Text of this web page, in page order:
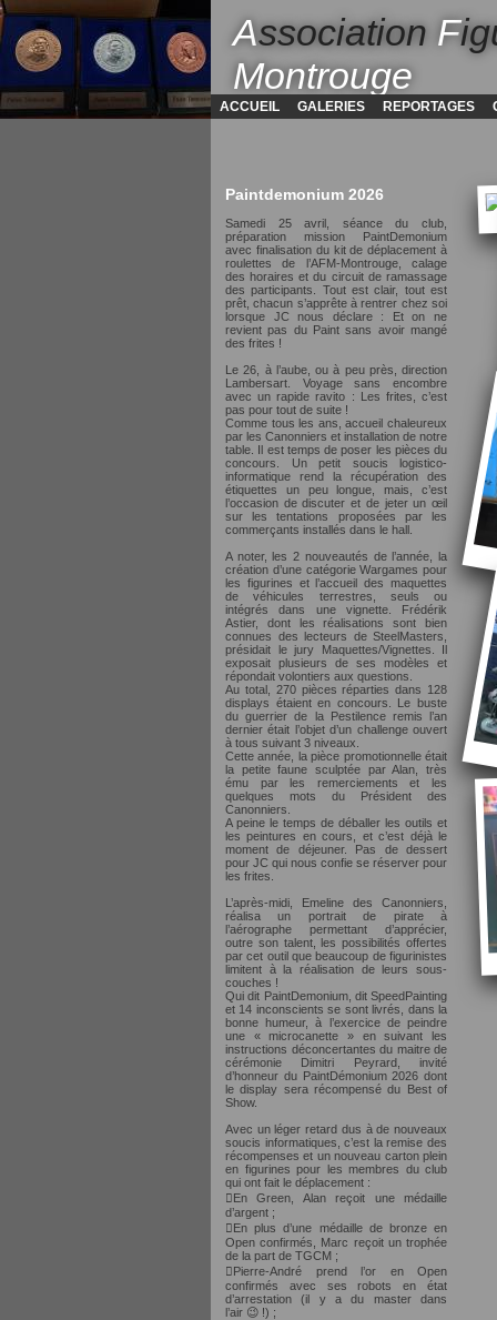
Association F
Montrouge
ACCUEIL GALERIES REPORTAGES
Paintdemonium 2026
Samedi 25 avril, séance du club,
préparation mission PaintDemonium
avec finalisation du kit de déplacement à
roulettes de l’AFM-Montrouge, calage
des horaires et du circuit de ramassage
des participants. Tout est clair, tout est
prêt, chacun s’apprête à rentrer chez soi
lorsque JC nous déclare : Et on ne
revient pas du Paint sans avoir mangé
des frites !
Le 26, à l’aube, ou à peu près, direction
Lambersart. Voyage sans encombre
avec un rapide ravito : Les frites, c’est
pas pour tout de suite !
Comme tous les ans, accueil chaleureux
par les Canonniers et installation de notre
table. Il est temps de poser les pièces du
concours. Un petit soucis logistico-
informatique rend la récupération des
étiquettes un peu longue, mais, c’est
l’occasion de discuter et de jeter un œil
sur les tentations proposées par les
commerçants installés dans le hall.
A noter, les 2 nouveautés de l’année, la
création d’une catégorie Wargames pour
les figurines et l’accueil des maquettes
de véhicules terrestres, seuls ou
intégrés dans une vignette. Frédérik
Astier, dont les réalisations sont bien
connues des lecteurs de SteelMasters,
présidait le jury Maquettes/Vignettes. Il
exposait plusieurs de ses modèles et
répondait volontiers aux questions.
Au total, 270 pièces réparties dans 128
displays étaient en concours. Le buste
du guerrier de la Pestilence remis l’an
dernier était l’objet d’un challenge ouvert
à tous suivant 3 niveaux.
Cette année, la pièce promotionnelle était
la petite faune sculptée par Alan, très
ému par les remerciements et les
quelques mots du Président des
Canonniers.
A peine le temps de déballer les outils et
les peintures en cours, et c’est déjà le
moment de déjeuner. Pas de dessert
pour JC qui nous confie se réserver pour
les frites.
L’après-midi, Emeline des Canonniers,
réalisa un portrait de pirate à
l’aérographe permettant d’apprécier,
outre son talent, les possibilités offertes
par cet outil que beaucoup de figurinistes
limitent à la réalisation de leurs sous-
couches !
Qui dit PaintDemonium, dit SpeedPainting
et 14 inconscients se sont livrés, dans la
bonne humeur, à l’exercice de peindre
une « microcanette » en suivant les
instructions déconcertantes du maitre de
cérémonie Dimitri Peyrard, invité
d’honneur du PaintDémonium 2026 dont
le display sera récompensé du Best of
Show.
Avec un léger retard dus à de nouveaux
soucis informatiques, c’est la remise des
récompenses et un nouveau carton plein
en figurines pour les membres du club
qui ont fait le déplacement :
En Green, Alan reçoit une médaille
d’argent ;
En plus d’une médaille de bronze en
Open confirmés, Marc reçoit un trophée
de la part de TGCM ;
Pierre-André prend l’or en Open
confirmés avec ses robots en état
d’arrestation (il y a du master dans
l’air 😉 !) ;